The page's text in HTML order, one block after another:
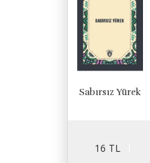
Sabırsız Yürek
16 TL